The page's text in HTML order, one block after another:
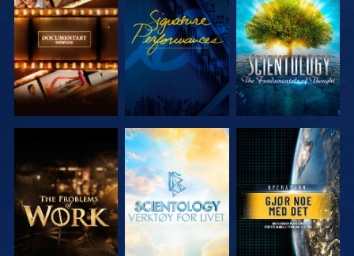
UTFORSK
SERIEN
SE
UTFORSK
SERIEN
UTFORSK
SERIEN
UTFORSK
SERIEN
SE